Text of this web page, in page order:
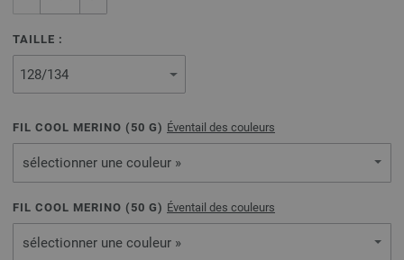
TAILLE :
FIL COOL MERINO ( 50 G) Éventail des couleurs
sélectionner une couleur »
FIL COOL MERINO ( 50 G) Éventail des couleurs
sélectionner une couleur »